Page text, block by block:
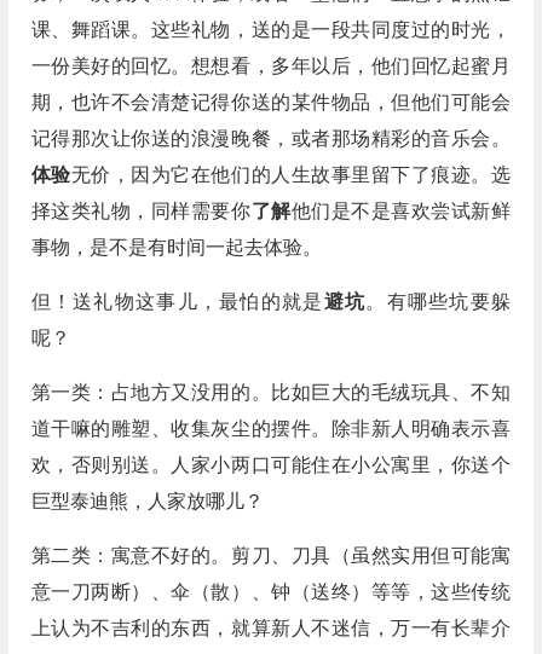
课、舞蹈课。这些礼物，送的是一段共同度过的时光，
一份美好的回忆。想想看，多年以后，他们回忆起蜜月
期，也许不会清楚记得你送的某件物品，但他们可能会
记得那次让你送的浪漫晚餐，或者那场精彩的音乐会。
体验无价，因为它在他们的人生故事里留下了痕迹。选
择这类礼物，同样需要你了解他们是不是喜欢尝试新鲜
事物，是不是有时间一起去体验。
但！送礼物这事儿，最怕的就是避坑。有哪些坑要躲
呢？
第一类：占地方又没用的。比如巨大的毛绒玩具、不知
道干嘛的雕塑、收集灰尘的摆件。除非新人明确表示喜
欢，否则别送。人家小两口可能住在小公寓里，你送个
巨型泰迪熊，人家放哪儿？
第二类：寓意不好的。剪刀、刀具（虽然实用但可能寓
意一刀两断）、伞（散）、钟（送终）等等，这些传统
上认为不吉利的东西，就算新人不迷信，万一有长辈介